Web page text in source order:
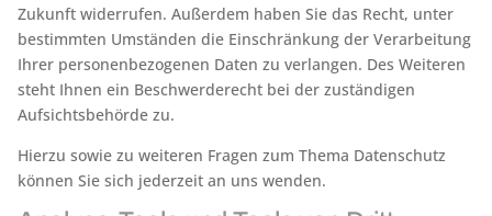
Zukunft widerrufen. Außerdem haben Sie das Recht, unter
bestimmten Umständen die Einschränkung der Verarbeitung
Ihrer personenbezogenen Daten zu verlangen. Des Weiteren
steht Ihnen ein Beschwerderecht bei der zuständigen
Aufsichtsbehörde zu.
Hierzu sowie zu weiteren Fragen zum Thema Datenschutz
können Sie sich jederzeit an uns wenden.